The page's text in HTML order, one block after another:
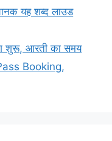
यह शब्द लाउड
शुरू, आरती का समय
Booking,